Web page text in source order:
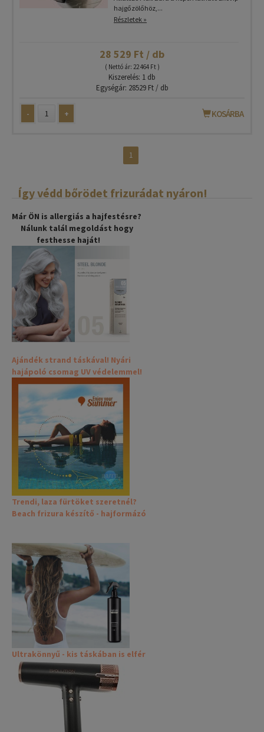
hajgőzölőhöz,...
Részletek »
28 529 Ft / db
( Nettó ár: 22 464 Ft )
Kiszerelés: 1 db
Egységár: 28529 Ft / db
- + KOSÁRBA
1
Így védd bőrödet frizurádat nyáron!
Már ÖN is allergiás a hajfestésre?
Nálunk talál megoldást hogy
festhesse haját!
Ajándék strand táskával! Nyári
hajápoló csomag UV védelemmel!
Trendi, laza fürtöket szeretnél?
Beach frizura készítő - hajformázó
Ultrakönnyű - kis táskában is elfér